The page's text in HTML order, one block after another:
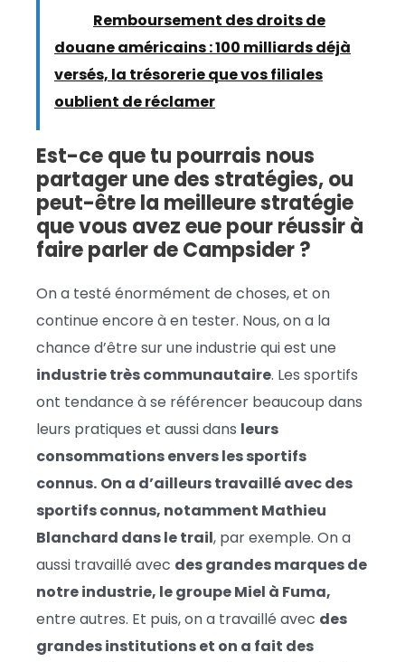
Remboursement des droits de
douane américains : 100 milliards déjà
versés, la trésorerie que vos filiales
oublient de réclamer
Est-ce que tu pourrais nous
partager une des stratégies, ou
peut-être la meilleure stratégie
que vous avez eue pour réussir à
faire parler de Campsider ?
On a testé énormément de choses, et on
continue encore à en tester. Nous, on a la
chance d’être sur une industrie qui est une
industrie très communautaire. Les sportifs
ont tendance à se référencer beaucoup dans
leurs pratiques et aussi dans leurs
consommations envers les sportifs
connus. On a d’ailleurs travaillé avec des
sportifs connus, notamment Mathieu
Blanchard dans le trail, par exemple. On a
aussi travaillé avec des grandes marques de
notre industrie, le groupe Miel à Fuma,
entre autres. Et puis, on a travaillé avec des
grandes institutions et on a fait des